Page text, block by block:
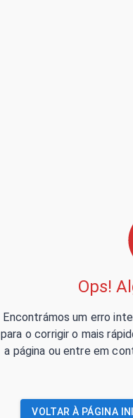
Ops!
Encontrámos um erro
para o corrigir o mais
a página ou entre em
VOLTAR À PÁGINA